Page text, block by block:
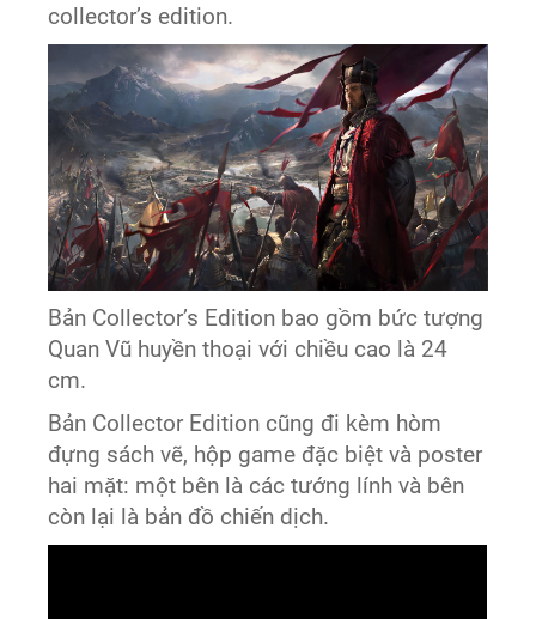
collector’s edition.
Bản Collector’s Edition bao gồm bức tượng
Quan Vũ huyền thoại với chiều cao là 24
cm.
Bản Collector Edition cũng đi kèm hòm
đựng sách vẽ, hộp game đặc biệt và poster
hai mặt: một bên là các tướng lính và bên
còn lại là bản đồ chiến dịch.